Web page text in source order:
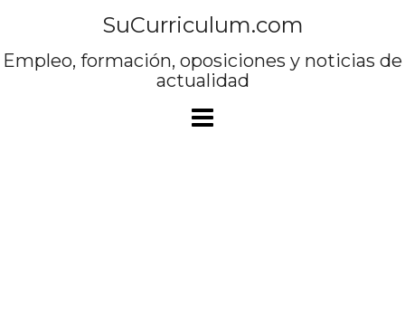
contenido
SuCurriculum.com
Empleo, formación, oposiciones y noticias de
actualidad